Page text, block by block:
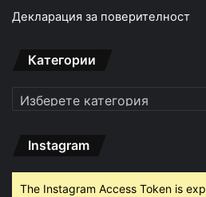
Декларация за поверителност
Категории
Категории
Instagram
The Instagram Access Token is